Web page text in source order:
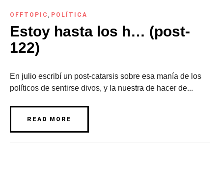
OFFTOPIC , POLÍTICA
Estoy hasta los h… (post-
122)
En julio escribí un post-catarsis sobre esa manía de los
políticos de sentirse divos, y la nuestra de hacer de...
READ MORE